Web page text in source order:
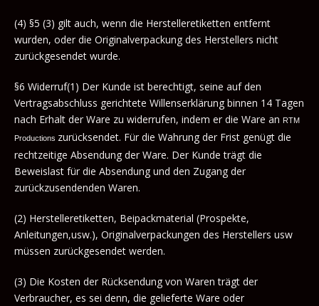
(4) §5 (3) gilt auch, wenn die Herstelleretiketten entfernt
wurden, oder die Originalverpackung des Herstellers nicht
zurückgesendet wurde.
§6 Widerruf(1) Der Kunde ist berechtigt, seine auf den
Vertragsabschluss gerichtete Willenserklärung binnen 14 Tagen
nach Erhalt der Ware zu widerrufen, indem er die Ware an RTM
Productions zurücksendet. Für die Wahrung der Frist genügt die
rechtzeitige Absendung der Ware. Der Kunde trägt die
Beweislast für die Absendung und den Zugang der
zurückzusendenden Waren.
(2) Herstelleretiketten, Beipackmaterial (Prospekte,
Anleitungen,usw.), Originalverpackungen des Herstellers usw
müssen zurückgesendet werden.
(3) Die Kosten der Rücksendung von Waren trägt der
Verbraucher, es sei denn, die gelieferte Ware oder